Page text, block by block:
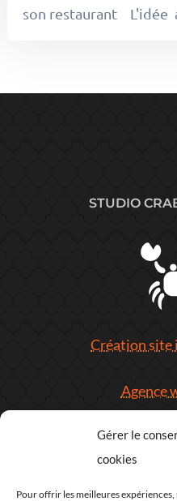
Gérer le
cookies
Pour offrir les meilleures
son restaurant L'idée
STUDIO
Création
Agence
Agence